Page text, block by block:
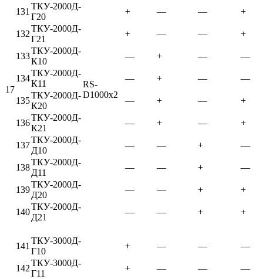
17
RS-
D1000x2
131
ТКУ-2000Д-
Г20
+ — — +
132
ТКУ-2000Д-
Г21
+ — — +
133
ТКУ-2000Д-
К10
— + — —
134
ТКУ-2000Д-
К11
— + — —
135
ТКУ-2000Д-
К20
— + — +
136
ТКУ-2000Д-
К21
— + — +
137
ТКУ-2000Д-
Д10
— — + —
138
ТКУ-2000Д-
Д11
— — + —
139
ТКУ-2000Д-
Д20
— — + +
140
ТКУ-2000Д-
Д21
— — + +
141
ТКУ-3000Д-
Г10
+ — — —
142
ТКУ-3000Д-
Г11
+ — — —